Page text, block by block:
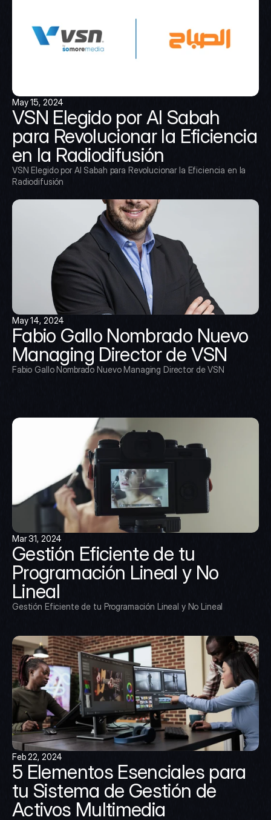
May 15, 2024
VSN Elegido por Al Sabah
para Revolucionar la Eficiencia
en la Radiodifusión
VSN Elegido por Al Sabah para Revolucionar la Eficiencia en la
Radiodifusión
May 14, 2024
Fabio Gallo Nombrado Nuevo
Managing Director de VSN
Fabio Gallo Nombrado Nuevo Managing Director de VSN
Mar 31, 2024
Gestión Eficiente de tu
Programación Lineal y No
Lineal
Gestión Eficiente de tu Programación Lineal y No Lineal
Feb 22, 2024
5 Elementos Esenciales para
tu Sistema de Gestión de
Activos Multimedia